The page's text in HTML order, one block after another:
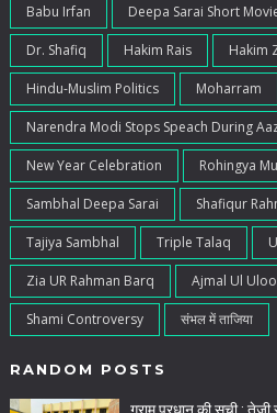
Babu Irfan Deepa Sarai Short
Dr. Shafiq Hakim Rais Hakim
Hindu-Muslim Politics Moharram
Narendra Modi Stops Speach During
New Year Celebration Rohingya
Sambhal Deepa Sarai Shafiqur
Tajiya Sambhal Triple Talaq
Zia UR Rahman Barq Ajmal Ul
Shami Controversy संभल में ताजिया
RANDOM POSTS
ग्राम प्रधान की सूची :